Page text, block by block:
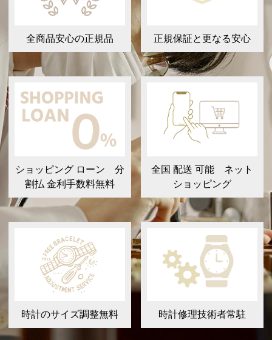
全商品安心の正規品 正規保証と更なる安心
ショッピング ローン 分
割払 金利手数料無料
全国 配送 可能 ネット
ショッピング
時計のサイズ調整無料 時計修理技術者常駐